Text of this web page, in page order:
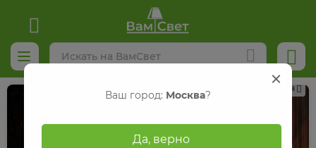
Реклама
Ваш город: Москва?
Да, верно